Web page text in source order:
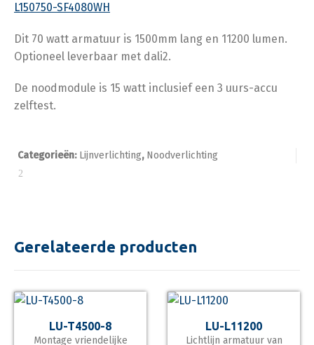
L150750-SF4080WH
Dit 70 watt armatuur is 1500mm lang en 11200 lumen.
Optioneel leverbaar met dali2.
De noodmodule is 15 watt inclusief een 3 uurs-accu
zelftest.
Categorieën: Lijnverlichting, Noodverlichting
Gerelateerde producten
LU-T4500-8
Montage vriendelijke
LU-L11200
Lichtlijn armatuur van